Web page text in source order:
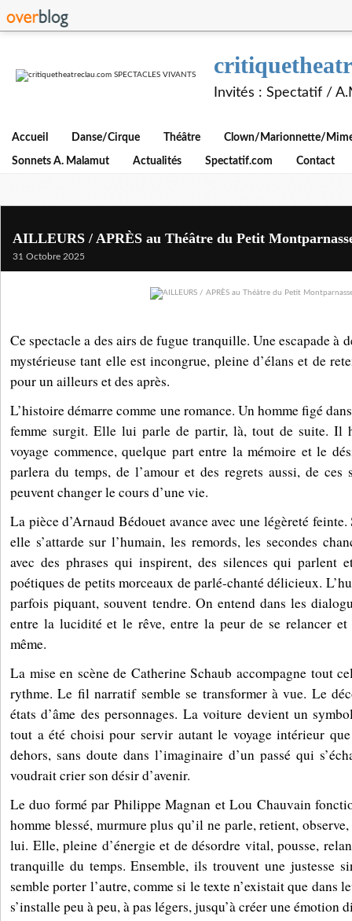
Invités : Spectatif /
Accueil Danse/Cirque Théâtre Clown/Marionnette/
Sonnets A. Malamut Actualités Spectatif.com Contact
AILLEURS / APRÈS au Théâtre du Petit
31 Octobre 2025
Ce spectacle a des airs de fugue tranquille. Une escapade à
mystérieuse tant elle est incongrue, pleine d’élans et de
pour un ailleurs et des après.
L’histoire démarre comme une romance. Un homme figé
femme surgit. Elle lui parle de partir, là, tout de suite. Il
voyage commence, quelque part entre la mémoire et le
parlera du temps, de l’amour et des regrets aussi, de ces
peuvent changer le cours d’une vie.
La pièce d’Arnaud Bédouet avance avec une légèreté
elle s’attarde sur l’humain, les remords, les secondes
avec des phrases qui inspirent, des silences qui parlent
poétiques de petits morceaux de parlé-chanté délicieux.
parfois piquant, souvent tendre. On entend dans les
entre la lucidité et le rêve, entre la peur de se relancer et
même.
La mise en scène de Catherine Schaub accompagne tout
rythme. Le fil narratif semble se transformer à vue. Le
états d’âme des personnages. La voiture devient un
tout a été choisi pour servir autant le voyage intérieur
dehors, sans doute dans l’imaginaire d’un passé qui
voudrait crier son désir d’avenir.
Le duo formé par Philippe Magnan et Lou Chauvain
homme blessé, murmure plus qu’il ne parle, retient,
lui. Elle, pleine d’énergie et de désordre vital, pousse,
tranquille du temps. Ensemble, ils trouvent une justesse
semble porter l’autre, comme si le texte n’existait que dans
s’installe peu à peu, à pas légers, jusqu’à créer une émotion